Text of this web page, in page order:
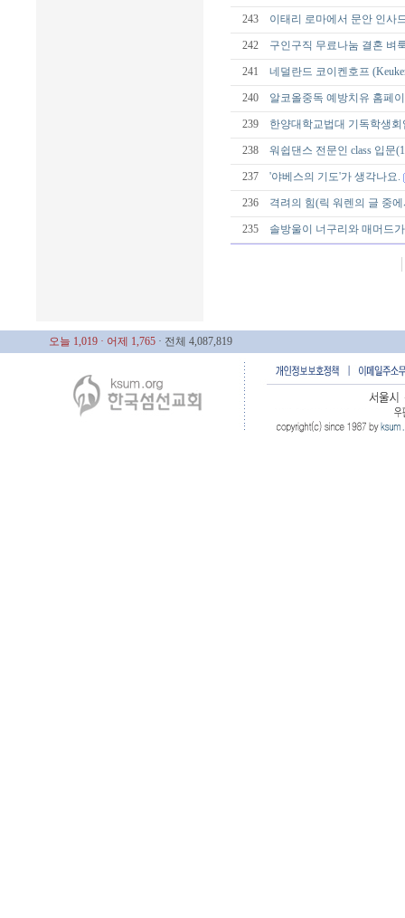
243 이태리 로마에서 문안 인사
242 구인구직 무료나눔 결혼 벼
241 네덜란드 코이켄호프
240 알코올중독 예방치유 홈페
239 한양대학교법대 기독학생회
238 워쉽댄스 전문인 class 입문
237 '야베스의 기도'가 생각나요.
236 격려의 힘(릭 워렌의 글 중
235 솔방울이 너구리와 매머드
오늘 1,019 · 어제 1,765 · 전체 4,087,819